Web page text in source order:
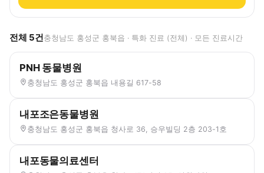
전체 5건충청남도 홍성군 홍북읍 · 특화 진료 (전체) · 모든 진료시간
PNH 동물병원
충청남도 홍성군 홍북읍 내용길 617-58
내포조은동물병원
충청남도 홍성군 홍북읍 청사로 36, 승우빌딩 2층 203-1호
내포동물의료센터